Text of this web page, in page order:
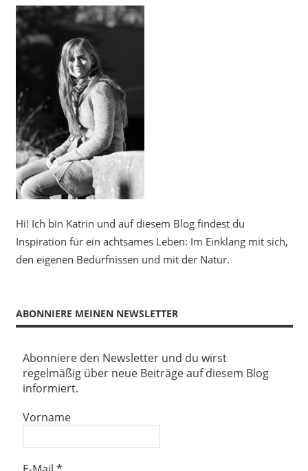
Hi! Ich bin Katrin und auf diesem Blog findest du
Inspiration für ein achtsames Leben: Im Einklang mit sich,
den eigenen Bedürfnissen und mit der Natur.
ABONNIERE MEINEN NEWSLETTER
Abonniere den Newsletter und du wirst
regelmäßig über neue Beiträge auf diesem Blog
informiert.
Vorname